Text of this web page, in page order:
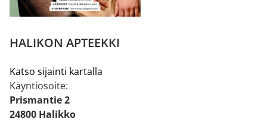
HALIKON APTEEKKI
Katso sijainti kartalla
Käyntiosoite:
Prismantie 2
24800 Halikko